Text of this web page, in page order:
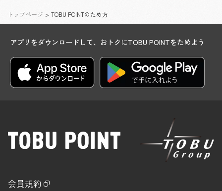
トップページ > TOBU POINTのため方
アプリをダウンロードして、おトクにTOBU POINTをためよう
会員規約